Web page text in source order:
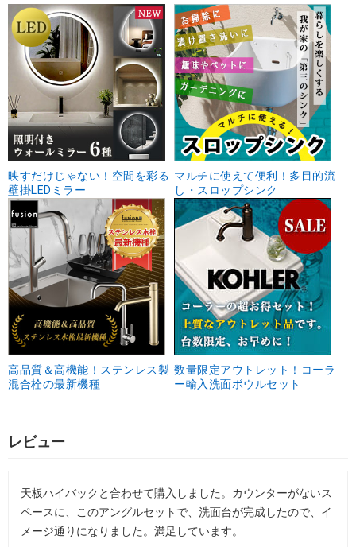
映すだけじゃない！空間を彩る
壁掛LEDミラー
マルチに使えて便利！多目的流
し・スロップシンク
高品質＆高機能！ステンレス製
混合栓の最新機種
数量限定アウトレット！コーラ
ー輸入洗面ボウルセット
レビュー
天板ハイバックと合わせて購入しました。カウンターがないス
ペースに、このアングルセットで、洗面台が完成したので、イ
メージ通りになりました。満足しています。